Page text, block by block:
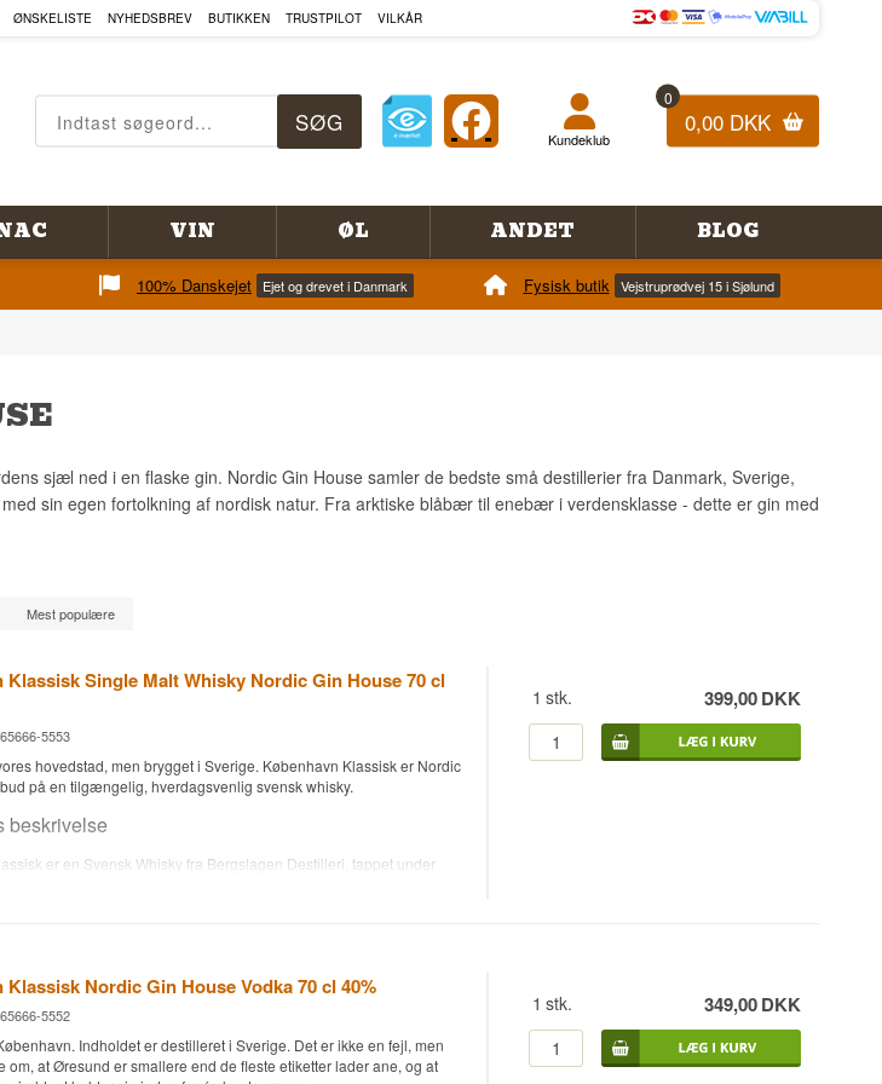
ØNSKELISTE NYHEDSBREV BUTIKKEN TRUSTPILOT VILKÅR
0
0,00 DKK
Kundeklub
VIN ØL ANDET BLOG
100% Danskejet Ejet og drevet i Danmark Fysisk butik Vejstruprødvej 15 i Sjølund
sjæl ned i en flaske gin. Nordic Gin House samler de bedste små destillerier fra Danmark, Sverige,
sin egen fortolkning af nordisk natur. Fra arktiske blåbær til enebær i verdensklasse - dette er gin med
Mest populære
Klassisk Single Malt Whisky Nordic Gin House 70 cl
5553
hovedstad, men brygget i Sverige. København Klassisk er Nordic
på en tilgængelig, hverdagsvenlig svensk whisky.
beskrivelse
er en Svensk Whisky fra Bergslagen Destilleri, tappet under
House, ved 46 %.
der er en del af Nordic Gin House's koncept.
1 stk. 399,00DKK
Klassisk Nordic Gin House Vodka 70 cl 40%
5552
Indholdet er destilleret i Sverige. Det er ikke en fejl, men
om, at Øresund er smallere end de fleste etiketter lader ane, og at
1 stk. 349,00DKK